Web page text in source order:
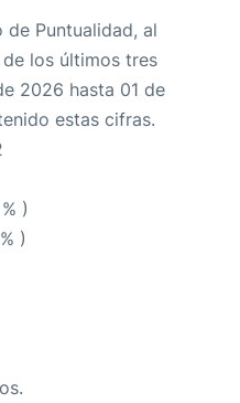
de Puntualidad, al
los últimos tres
2026 hasta 01 de
estas cifras.
)
)